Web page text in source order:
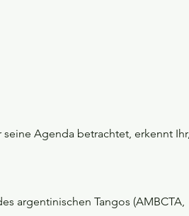
Agenda betrachtet, erkennt Ihr,
argentinischen Tangos (AMBCTA,